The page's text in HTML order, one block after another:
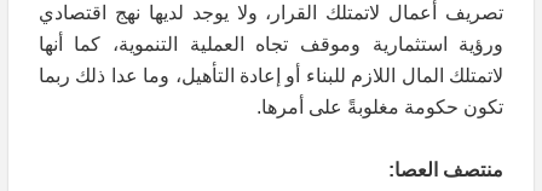
تصريف أعمال لاتمتلك القرار، ولا يوجد لديها نهج اقتصادي
ورؤية استثمارية وموقف تجاه العملية التنموية، كما أنها
لاتمتلك المال اللازم للبناء أو إعادة التأهيل، وما عدا ذلك ربما
تكون حكومة مغلوبةً على أمرها.
منتصف العصا: